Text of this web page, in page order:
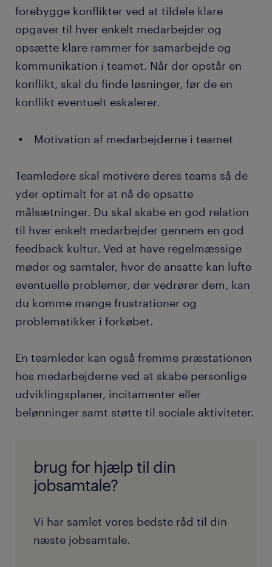
forebygge konflikter ved at tildele klare
opgaver til hver enkelt medarbejder og
opsætte klare rammer for samarbejde og
kommunikation i teamet. Når der opstår en
konflikt, skal du finde løsninger, før de en
konflikt eventuelt eskalerer.
Motivation af medarbejderne i teamet
Teamledere skal motivere deres teams så de
yder optimalt for at nå de opsatte
målsætninger. Du skal skabe en god relation
til hver enkelt medarbejder gennem en god
feedback kultur. Ved at have regelmæssige
møder og samtaler, hvor de ansatte kan lufte
eventuelle problemer, der vedrører dem, kan
du komme mange frustrationer og
problematikker i forkøbet.
En teamleder kan også fremme præstationen
hos medarbejderne ved at skabe personlige
udviklingsplaner, incitamenter eller
belønninger samt støtte til sociale aktiviteter.
brug for hjælp til din
jobsamtale?
Vi har samlet vores bedste råd til din
næste jobsamtale.